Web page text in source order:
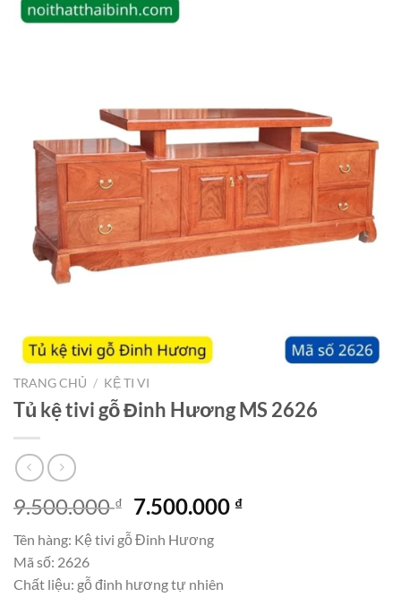
TRANG CHỦ / KỆ TI VI
Tủ kệ tivi gỗ Đinh Hương MS 2626
9.500.000₫
Giá
là:
7.500.000 ₫Giá
Tên hàng: Kệ tivi gỗ Đinh Hương
Mã số: 2626
Chất liệu: gỗ đinh hương tự nhiên